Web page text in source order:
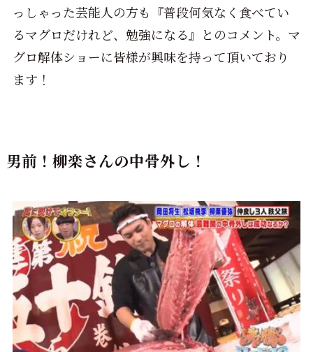
っしゃった芸能人の方も『普段何気なく食べてい
るマグロだけれど、勉強になる』とのコメント。マ
グロ解体ショーに皆様が興味を持って頂いており
ます！
男前！柳楽さんの中骨外し！